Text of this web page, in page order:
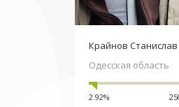
Крайнов Станислав
Одесская область
2.92%